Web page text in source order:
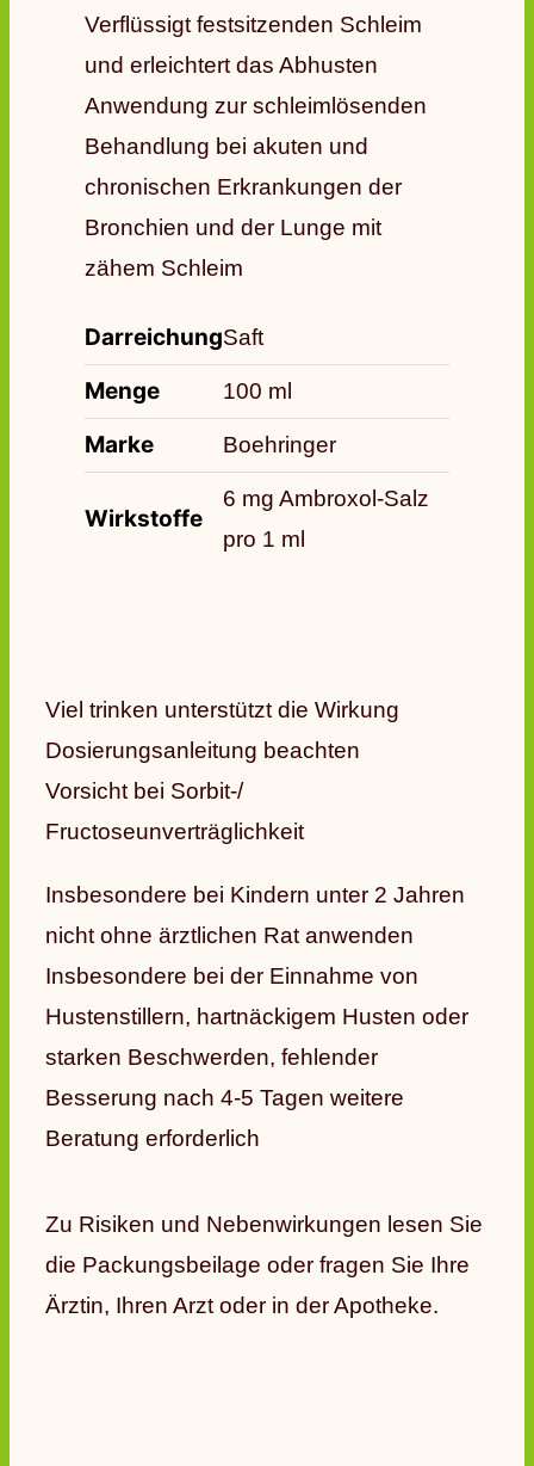
Verflüssigt festsitzenden Schleim
und erleichtert das Abhusten
Anwendung zur schleimlösenden
Behandlung bei akuten und
chronischen Erkrankungen der
Bronchien und der Lunge mit
zähem Schleim
DarreichungSaft
Menge 100 ml
Marke Boehringer
Wirkstoffe
6 mg Ambroxol-Salz
pro 1 ml
Viel trinken unterstützt die Wirkung
Dosierungsanleitung beachten
Vorsicht bei Sorbit-/
Fructoseunverträglichkeit
Insbesondere bei Kindern unter 2 Jahren
nicht ohne ärztlichen Rat anwenden
Insbesondere bei der Einnahme von
Hustenstillern, hartnäckigem Husten oder
starken Beschwerden, fehlender
Besserung nach 4-5 Tagen weitere
Beratung erforderlich
Zu Risiken und Nebenwirkungen lesen Sie
die Packungsbeilage oder fragen Sie Ihre
Ärztin, Ihren Arzt oder in der Apotheke.